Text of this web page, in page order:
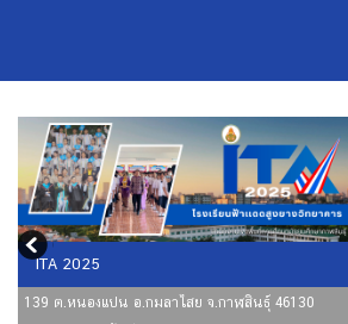
ITA 2025
139 ต.หนองแปน อ.กมลาไสย จ.กาฬสินธุ์ 46130